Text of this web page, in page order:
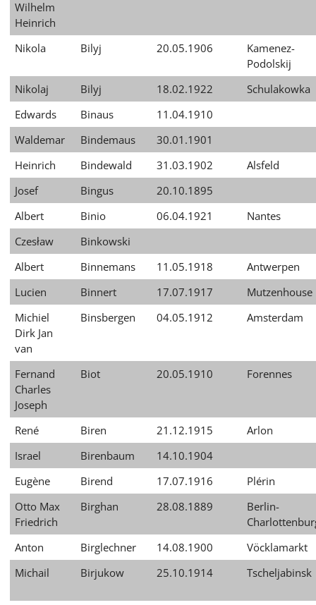
Wilhelm
Heinrich
Nikola
Bilyj 20.05.1906
Kamenez-
Podolskij
Nikolaj
Bilyj 18.02.1922
Schulakowka
Edwards
Binaus
11.04.1910
Waldemar
Bindemaus
30.01.1901
Heinrich
Bindewald 31.03.1902
Alsfeld
Josef
Bingus
20.10.1895
Albert
Binio 06.04.1921
Nantes
Czesław
Binkowski
Albert
Binnemans 11.05.1918
Antwerpen
Lucien
Binnert 17.07.1917
Mutzenhouse
Michiel
Dirk Jan
van
Binsbergen 04.05.1912 Amsterdam
Fernand
Charles
Joseph
Biot 20.05.1910 Forennes
René Biren 21.12.1915
Arlon
Israel
Birenbaum
14.10.1904
Eugène
Birend 17.07.1916
Plérin
Otto Max
Friedrich
Birghan 28.08.1889
Berlin-
Anton
Birglechner 14.08.1900
Vöcklamarkt
Michail
Birjukow 25.10.1914 Tscheljabinsk